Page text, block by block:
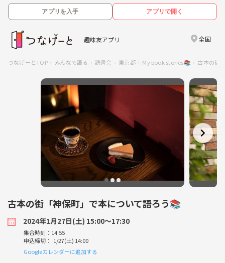
アプリを入手 アプリで開く
趣味友アプリ 全国
つなげーとTOP みんなで語る 読書会 東京都 My book stories📚 古本の街
古本の街「神保町」で本について語ろう📚
2024年1月27日(土) 15:00〜17:30
集合時刻：14:55
申込締切： 1/27(土) 14:00
Googleカレンダーに追加する